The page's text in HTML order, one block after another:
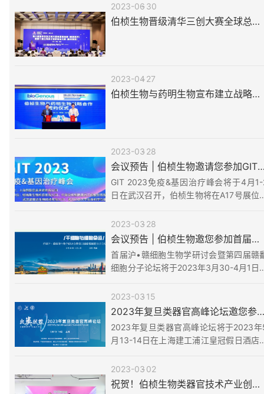
30
2023-06
伯桢生物晋级清华三创大赛全球总决赛，全球先驱类器官模型平台赋能新药开发
27
2023-04
伯桢生物与药明生物宣布建立战略合作
28
2023-03
会议预告 | 伯桢生物邀请您参加
GIT 2023免疫&基因治疗峰会将于4月
日在武汉召开，伯桢生物将在A17号展位
28
2023-03
会议预告 | 伯桢生物邀您参加首届沪•赣细胞生物学研讨会暨第四届赣鄱细胞分...
首届沪•赣细胞生物学研讨会暨第四届赣
细胞分子论坛将于2023年3月30-4月1日
助商，诚邀您共襄盛会！
15
2023-03
2023年复旦类器官高峰
2023年复旦类器官高峰论坛将于2023
月13-14日在上海建工浦江皇冠假日酒店
02
2023-03
祝贺！伯桢生物类器官技术产业创新中心揭牌仪式圆满落成